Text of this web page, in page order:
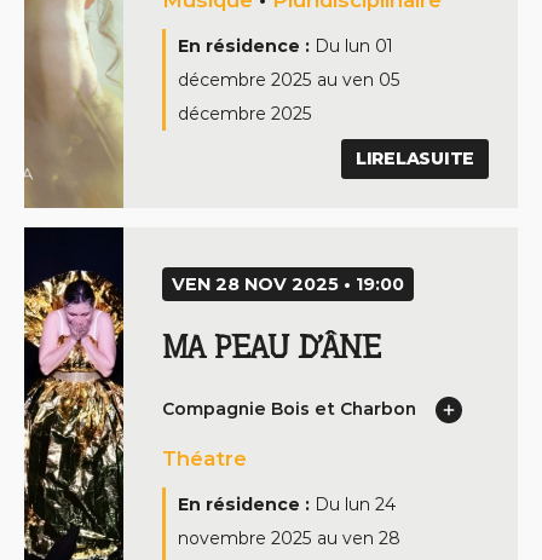
En résidence : Du lun 01
décembre 2025 au ven 05
décembre 2025
LIRELASUITE
VEN 28 NOV 2025 • 19:00
MA PEAU D’ÂNE
Compagnie Bois et Charbon
Théatre
En résidence : Du lun 24
novembre 2025 au ven 28